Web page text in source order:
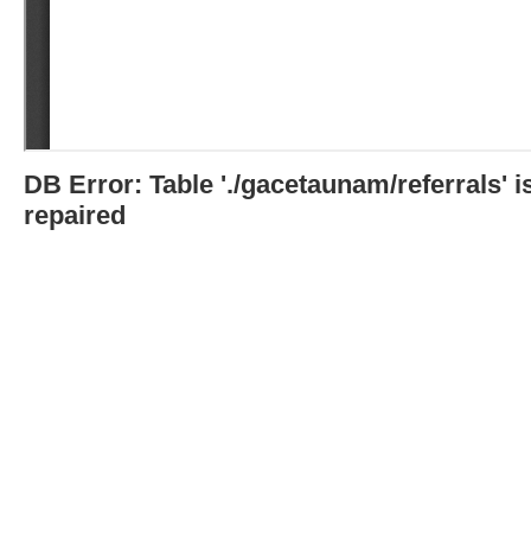
DB Error: Table './gacetaunam/referrals'
repaired